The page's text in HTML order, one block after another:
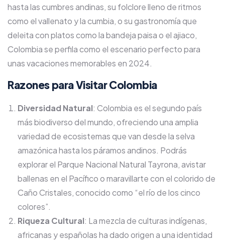
hasta las cumbres andinas, su folclore lleno de ritmos
como el vallenato y la cumbia, o su gastronomía que
deleita con platos como la bandeja paisa o el ajiaco,
Colombia se perfila como el escenario perfecto para
unas vacaciones memorables en 2024.
Razones para Visitar Colombia
Diversidad Natural: Colombia es el segundo país
más biodiverso del mundo, ofreciendo una amplia
variedad de ecosistemas que van desde la selva
amazónica hasta los páramos andinos. Podrás
explorar el Parque Nacional Natural Tayrona, avistar
ballenas en el Pacífico o maravillarte con el colorido de
Caño Cristales, conocido como “el río de los cinco
colores”.
Riqueza Cultural: La mezcla de culturas indígenas,
africanas y españolas ha dado origen a una identidad